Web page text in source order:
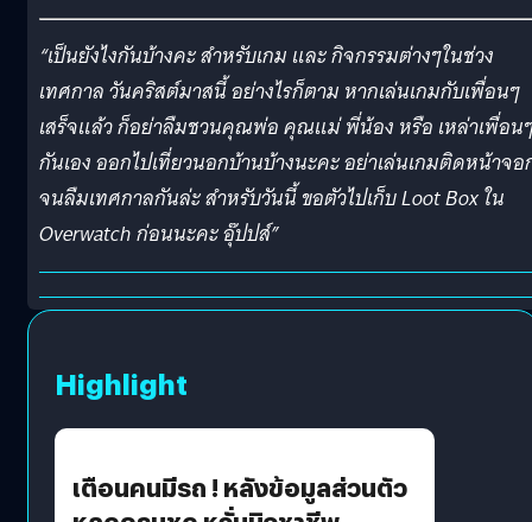
“เป็นยังไงกันบ้างคะ สำหรับเกม และ กิจกรรมต่างๆในช่วง
เทศกาล วันคริสต์มาสนี้ อย่างไรก็ตาม หากเล่นเกมกับเพื่อนๆ
เสร็จแล้ว ก็อย่าลืมชวนคุณพ่อ คุณแม่ พี่น้อง หรือ เหล่าเพื่อน
กันเอง ออกไปเที่ยวนอกบ้านบ้างนะคะ อย่าเล่นเกมติดหน้าจ
จนลืมเทศกาลกันล่ะ สำหรับวันนี้ ขอตัวไปเก็บ Loot Box ใน
Overwatch ก่อนนะคะ อุ๊ปปส์”
Highlight
เตือนคนมีรถ ! หลังข้อมูลส่วนตัว